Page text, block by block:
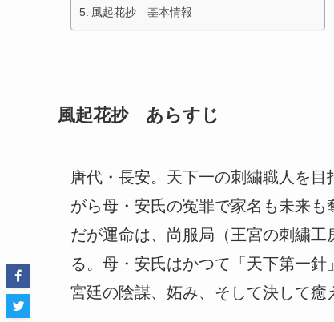
風起花抄 基本情報
風起花抄 あらすじ
唐代・長安。天下一の刺繍職人を
がら母・安氏の冤罪で家名も未来も
だが運命は、尚服局（王宮の刺繍
る。母・安氏はかつて「天下第一針
宮廷の陰謀、妬み、そして決して癒